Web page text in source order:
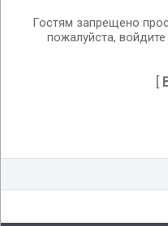
Гостям запрещено
пожалуйста,
[